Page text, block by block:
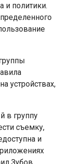
и политики.
устройствах,
в группу
съемку,
и
Зубов.